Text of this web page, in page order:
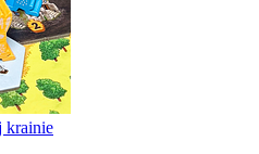
krainie